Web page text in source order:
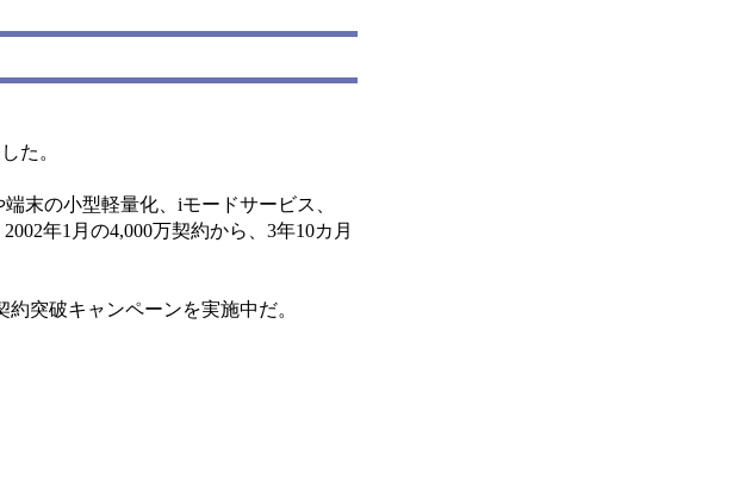
た。
末の小型軽量化、iモードサービス、
年1月の4,000万契約から、3年10カ月
突破キャンペーンを実施中だ。